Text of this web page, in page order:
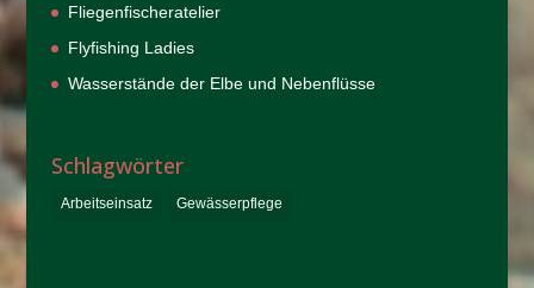
Fliegenfischeratelier
Flyfishing Ladies
Wasserstände der Elbe und Nebenflüsse
Schlagwörter
Arbeitseinsatz Gewässerpflege